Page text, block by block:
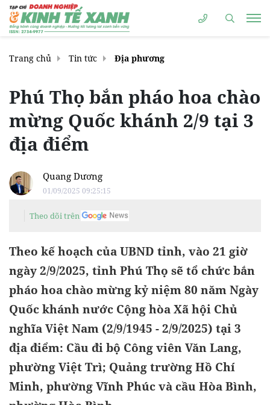
Trang chủ Tin tức Địa phương
Phú Thọ bắn pháo hoa chào
mừng Quốc khánh 2/9 tại 3
địa điểm
Quang Dương
01/09/2025 09:25:15
Theo dõi trên
Theo kế hoạch của UBND tỉnh, vào 21 giờ
ngày 2/9/2025, tỉnh Phú Thọ sẽ tổ chức bắn
pháo hoa chào mừng kỷ niệm 80 năm Ngày
Quốc khánh nước Cộng hòa Xã hội Chủ
nghĩa Việt Nam (2/9/1945 - 2/9/2025) tại 3
địa điểm: Cầu đi bộ Công viên Văn Lang,
phường Việt Trì; Quảng trường Hồ Chí
Minh, phường Vĩnh Phúc và cầu Hòa Bình,